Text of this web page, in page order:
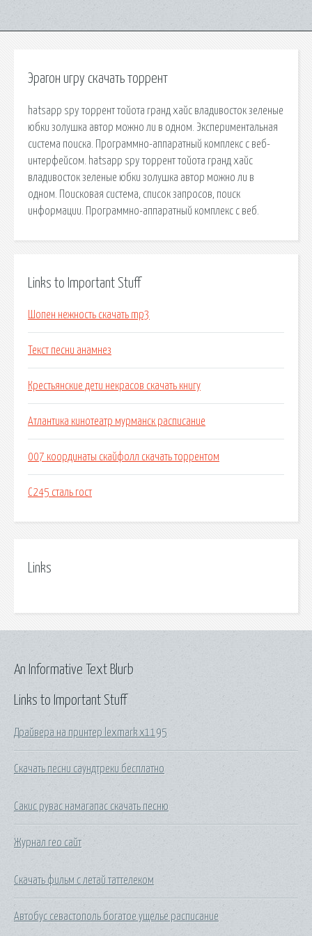
Эрагон игру скачать торрент
hatsapp spy торрент тойота гранд хайс владивосток зеленые
юбки золушка автор можно ли в одном. Экспериментальная
система поиска. Программно-аппаратный комплекс с веб-
интерфейсом. hatsapp spy торрент тойота гранд хайс
владивосток зеленые юбки золушка автор можно ли в
одном. Поисковая сиcтема, список запросов, поиск
информации. Программно-аппаратный комплекс с веб.
Links to Important Stuff
Шопен нежность скачать mp3
Текст песни анамнез
Крестьянские дети некрасов скачать книгу
Атлантика кинотеатр мурманск расписание
007 координаты скайфолл скачать торрентом
С245 сталь гост
Links
Links to Important Stuff
Драйвера на принтер lexmark x1195
Скачать песни саундтреки бесплатно
Сакис рувас намагапас скачать песню
Журнал гео сайт
Скачать фильм с летай таттелеком
Автобус севастополь богатое ущелье расписание
An Informative Text Blurb